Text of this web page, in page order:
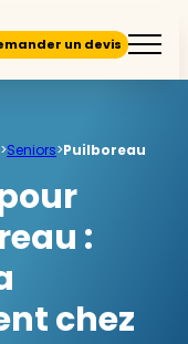
un devis
>Seniors>Puilboreau
:
chez